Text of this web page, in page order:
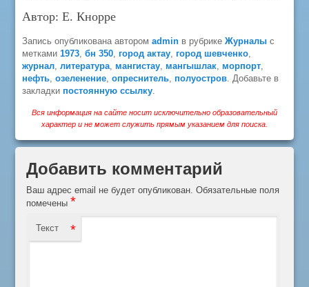
Автор: Е. Кнорре
Запись опубликована авторомadmin в рубрикеЖурналы с
метками1973,бн 350, город актау, город шевченко,
журнал,литература, мангистау, мангышлак, морпорт,
нефть,озеленение,опреснитель, полуостров. Добавьте в
закладки постоянную ссылку.
Вся информация на сайте носит исключительно образовательный
характер и не может служить прямым указанием для поиска.
Добавить комментарий
Ваш адрес email не будет опубликован. Обязательные поля
помечены *
Текст *